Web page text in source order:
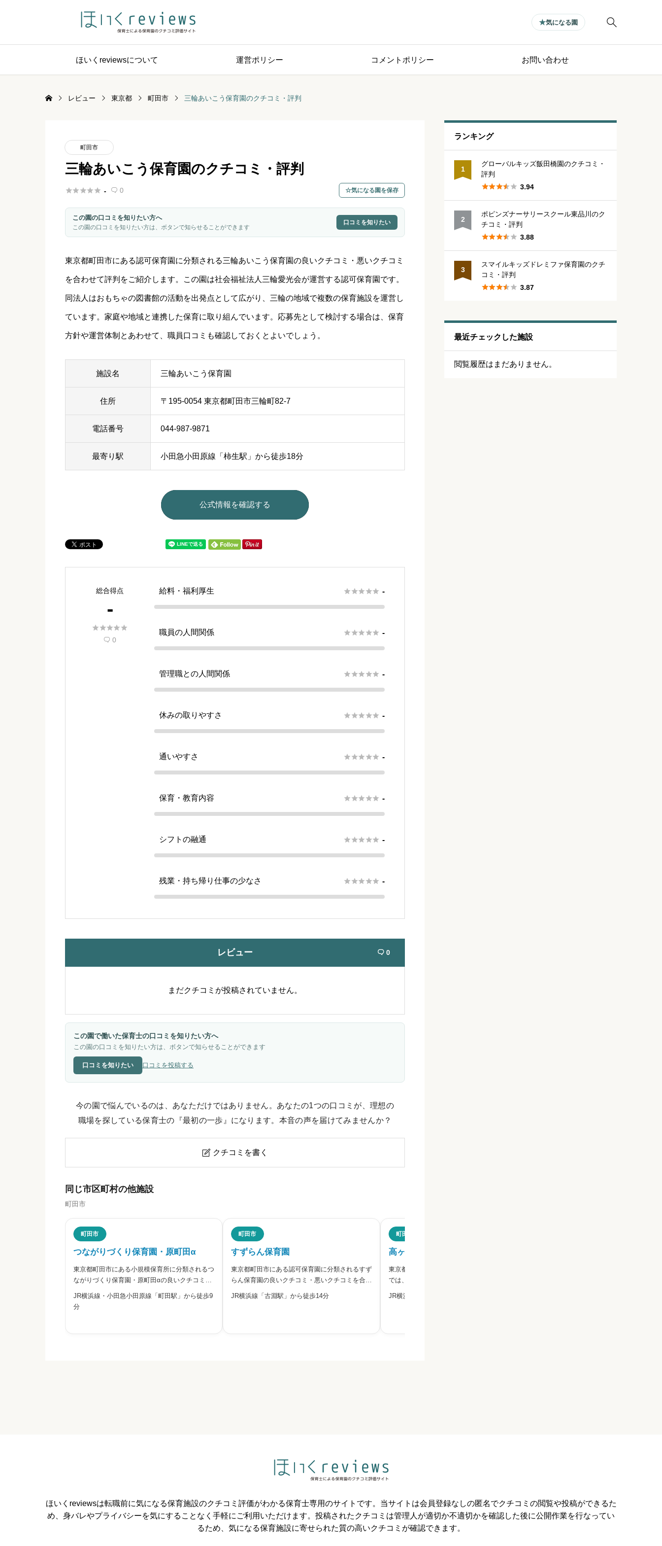

気になる園
ほいくreviewsについて 運営ポリシー コメントポリシー お問い合わせ
レビュー 東京都 町田市 三輪あいこう保育園のクチコミ・評判
町田市
三輪あいこう保育園のクチコミ・評判
 -  0 気になる園を保存
この園の口コミを知りたい方へ
この園の口コミを知りたい方は、ボタンで知らせることができます
口コミを知りたい
東京都町田市にある認可保育園に分類される三輪あいこう保育園の良いクチコミ・悪いクチコミ
を合わせて評判をご紹介します。この園は社会福祉法人三輪愛光会が運営する認可保育園です。
同法人はおもちゃの図書館の活動を出発点として広がり、三輪の地域で複数の保育施設を運営し
ています。家庭や地域と連携した保育に取り組んでいます。応募先として検討する場合は、保育
方針や運営体制とあわせて、職員口コミも確認しておくとよいでしょう。
施設名 三輪あいこう保育園
住所 〒195-0054 東京都町田市三輪町82-7
電話番号 044-987-9871
最寄り駅 小田急小田原線「柿生駅」から徒歩18分
公式情報を確認する
総合得点
-

 0
給料・福利厚生  -
職員の人間関係  -
管理職との人間関係  -
休みの取りやすさ  -
通いやすさ  -
保育・教育内容  -
シフトの融通  -
残業・持ち帰り仕事の少なさ  -
レビュー  0
まだクチコミが投稿されていません。
この園で働いた保育士の口コミを知りたい方へ
この園の口コミを知りたい方は、ボタンで知らせることができます
口コミを知りたい 口コミを投稿する
今の園で悩んでいるのは、あなただけではありません。あなたの1つの口コミが、理想の
職場を探している保育士の『最初の一歩』になります。本音の声を届けてみませんか？
 クチコミを書く
ニックネーム 任意
※本名や誤解される名前の使用はご遠慮ください。
必須
星の数をお選びください   
同じ市区町村の他施設
町田市
町田市
つながりづくり保育園・原町田α
東京都町田市にある小規模保育所に分類されるつ
ながりづくり保育園・原町田αの良いクチコミ・
悪いクチコミを合わせて評判をご紹介します。こ
の園は学校法人正和学園が運営する小規模の認可
JR横浜線・小田急小田原線「町田駅」から徒歩9
分
町田市
すずらん保育園
東京都町田市にある認可保育園に分類されるすず
らん保育園の良いクチコミ・悪いクチコミを合わ
せて評判をご紹介します。すずらん保育園は、東
JR横浜線「古淵駅」から徒歩14分
町田市
高ヶ坂保育園
東京都町田市にある認可保育園です。公式サイト
では、保護者や地域の方々から信頼される「地域
に根ざした安心、安全な保育園」でありたいとい
JR横浜線「成瀬駅」から徒歩22分
ランキング
1
グローバルキッズ飯田橋園のクチコミ・
評判
 3.94
2
ポピンズナーサリースクール東品川のク
チコミ・評判
 3.88
3
スマイルキッズドレミファ保育園のクチ
コミ・評判
 3.87
最近チェックした施設
閲覧履歴はまだありません。
ほいくreviewsは転職前に気になる保育施設のクチコミ評価がわかる保育士専用のサイトです。当サイトは会員登録なしの匿名でクチコミの閲覧や投稿ができるた
め、身バレやプライバシーを気にすることなく手軽にご利用いただけます。投稿されたクチコミは管理人が適切か不適切かを確認した後に公開作業を行なってい
るため、気になる保育施設に寄せられた質の高いクチコミが確認できます。